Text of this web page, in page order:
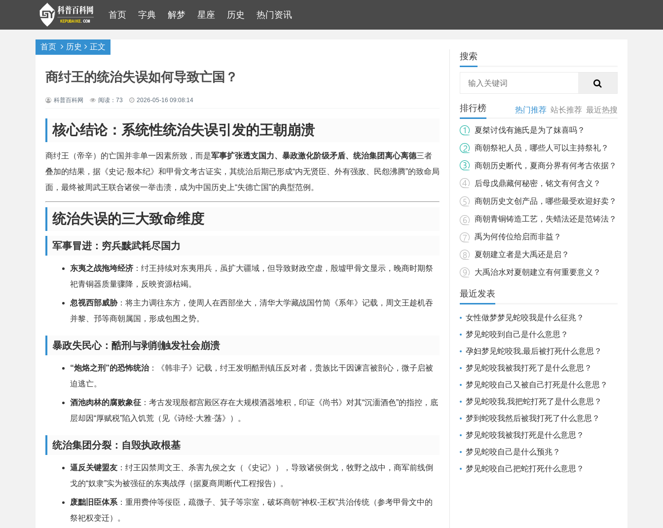
首页 字典 解梦 星座 历史 热门资讯
首页 历史 正文
商纣王的统治失误如何导致亡国？
科普百科网 阅读：73 2026-05-16 09:08:14
核心结论：系统性统治失误引发的王朝崩溃
商纣王（帝辛）的亡国并非单一因素所致，而是军事扩张透支国力、暴政激化阶级矛盾、统治集团离心离德三者
叠加的结果，据《史记·殷本纪》和甲骨文考古证实，其统治后期已形成“内无贤臣、外有强敌、民怨沸腾”的致命局
面，最终被周武王联合诸侯一举击溃，成为中国历史上“失德亡国”的典型范例。
统治失误的三大致命维度
军事冒进：穷兵黩武耗尽国力
东夷之战拖垮经济 ：纣王持续对东夷用兵，虽扩大疆域，但导致财政空虚，殷墟甲骨文显示，晚商时期祭
祀青铜器质量骤降，反映资源枯竭。
忽视西部威胁：将主力调往东方，使周人在西部坐大，清华大学藏战国竹简《系年》记载，周文王趁机吞
并黎、邘等商朝属国，形成包围之势。
暴政失民心：酷刑与剥削触发社会崩溃
“炮烙之刑”的恐怖统治：《韩非子》记载，纣王发明酷刑镇压反对者，贵族比干因谏言被剖心，微子启被
迫逃亡。
酒池肉林的腐败象征 ：考古发现殷都宫殿区存在大规模酒器堆积，印证《尚书》对其“沉湎酒色”的指控，底
层却因“厚赋税”陷入饥荒（见《诗经·大雅·荡》）。
统治集团分裂：自毁执政根基
逼反关键盟友 ：纣王囚禁周文王、杀害九侯之女（《史记》），导致诸侯倒戈，牧野之战中，商军前线倒
戈的“奴隶”实为被强征的东夷战俘（据夏商周断代工程报告）。
废黜旧臣体系 ：重用费仲等佞臣，疏微子、箕子等宗室，破坏商朝“神权-王权”共治传统（参考甲骨文中的
祭祀权变迁）。
搜索
排行榜 热门推荐 站长推荐 最近热搜
夏桀讨伐有施氏是为了妺喜吗？
商朝祭祀人员，哪些人可以主持祭礼？
商朝历史断代，夏商分界有何考古依据？
后母戊鼎藏何秘密，铭文有何含义？
商朝历史文创产品，哪些最受欢迎好卖？
商朝青铜铸造工艺，失蜡法还是范铸法？
禹为何传位给启而非益？
夏朝建立者是大禹还是启？
大禹治水对夏朝建立有何重要意义？
最近发表
女性做梦梦见蛇咬我是什么征兆？
梦见蛇咬到自己是什么意思？
孕妇梦见蛇咬我,最后被打死什么意思？
梦见蛇咬我被我打死了是什么意思？
梦见蛇咬自己又被自己打死是什么意思？
梦见蛇咬我,我把蛇打死了是什么意思？
梦到蛇咬我然后被我打死了什么意思？
梦见蛇咬我被我打死是什么意思？
梦见蛇咬自己是什么预兆？
梦见蛇咬自己把蛇打死什么意思？